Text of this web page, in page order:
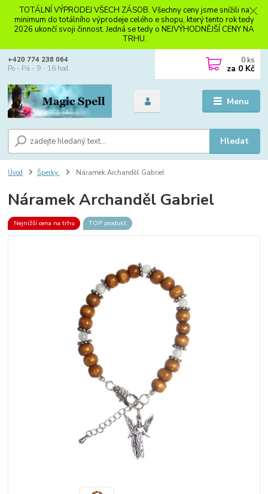
TOTÁLNÍ VÝPRODEJ VŠECH ZÁSOB. Všechny ceny jsme snížili na
minimum do totálního výprodeje celého e shopu, který tento rok tedy
2026 ukončí svoji činnost. Jedná se tedy o NEJVÝHODNĚJŠÍ CENY NA
TRHU.
Menu
Hledat
+420 774 238 064
Po - Pá - 9 - 16 hod.
0 ks
za 0 Kč
Úvod Šperky Náramek Archanděl Gabriel
Náramek Archanděl Gabriel
Nejnižší cena na trhu TOP produkt